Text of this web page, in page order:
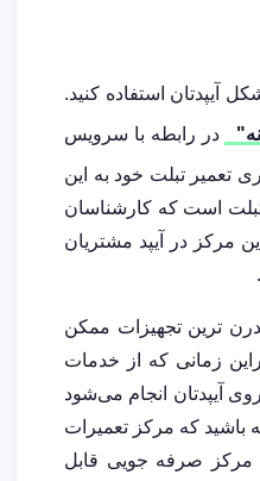
آیپدتان استفاده کنید.
در رابطه با سرویس
تعمیر تبلت خود به این
تبلت است که کارشناسان
مرکز در آیپد مشتریان
ترین تجهیزات ممکن
زمانی که از خدمات
آیپدتان انجام می‌شود
باشید که مرکز تعمیرات
مرکز صرفه جویی قابل